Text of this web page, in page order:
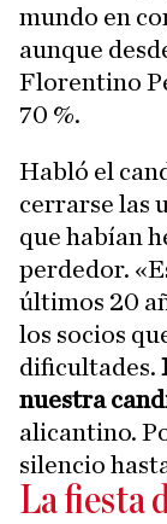
mundo en
aunque
Florentino
70 %.
Habló el
cerrarse las
que habían
perdedor.
últimos 20
los socios
dificultades.
nuestra
alicantino.
silencio
La fiesta